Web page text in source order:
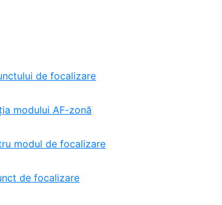
de focalizare
modului AF-zonă
modul de focalizare
de focalizare